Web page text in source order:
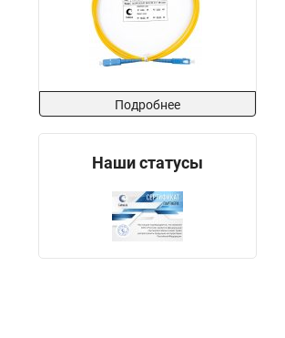
Подробнее
Наши статусы